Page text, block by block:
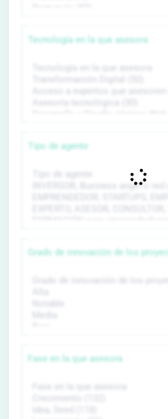
Tecnología en la que asesora
Tipo de agente
Grado de innovación de los
Fase en la que asesora